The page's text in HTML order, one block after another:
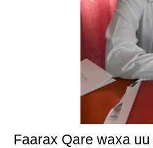
Faarax Qare waxa